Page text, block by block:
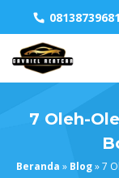
content
7 Oleh-
Beranda » Blog»7